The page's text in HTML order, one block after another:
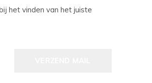
het vinden van het juiste